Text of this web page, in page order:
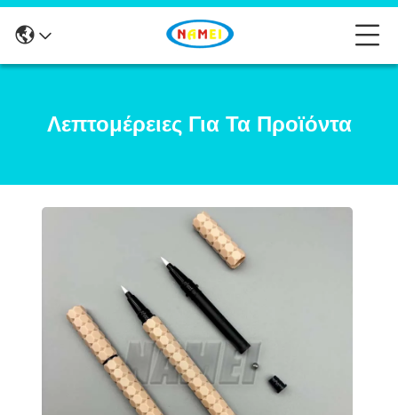
Λεπτομέρειες Για Τα Προϊόντα